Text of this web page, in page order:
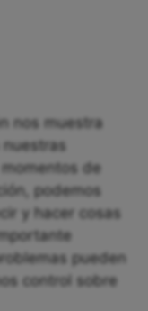
nos muestra
de
podemos
y hacer cosas
pueden
control sobre